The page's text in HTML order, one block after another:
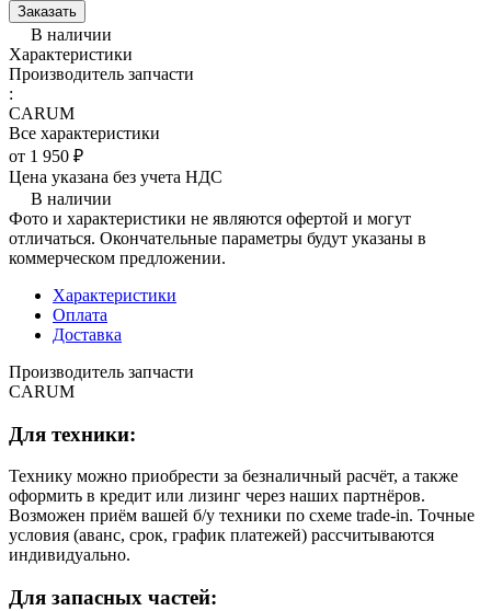
Заказать
В наличии
Характеристики
Производитель запчасти
:
CARUM
Все характеристики
от 1 950 ₽
Цена указана без учета НДС
В наличии
Фото и характеристики не являются офертой и могут
отличаться. Окончательные параметры будут указаны в
коммерческом предложении.
Характеристики
Оплата
Доставка
Производитель запчасти
CARUM
Для техники:
Технику можно приобрести за безналичный расчёт, а также
оформить в кредит или лизинг через наших партнёров.
Возможен приём вашей б/у техники по схеме trade-in. Точные
условия (аванс, срок, график платежей) рассчитываются
индивидуально.
Для запасных частей: